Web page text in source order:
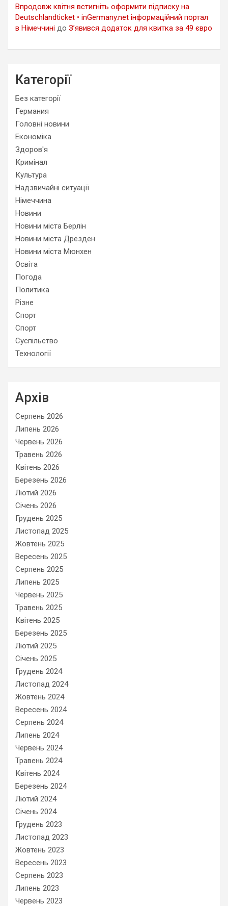
Впродовж квітня встигніть оформити підписку на
Deutschlandticket • inGermany.net інформаційний портал
в Німеччині до З’явився додаток для квитка за 49 євро
Категорії
Без категорії
Германия
Головні новини
Економіка
Здоров'я
Кримінал
Культура
Надзвичайні ситуації
Німеччина
Новини
Новини міста Берлін
Новини міста Дрезден
Новини міста Мюнхен
Освіта
Погода
Политика
Різне
Спорт
Спорт
Суспільство
Технології
Архів
Серпень 2026
Липень 2026
Червень 2026
Травень 2026
Квітень 2026
Березень 2026
Лютий 2026
Січень 2026
Грудень 2025
Листопад 2025
Жовтень 2025
Вересень 2025
Серпень 2025
Липень 2025
Червень 2025
Травень 2025
Квітень 2025
Березень 2025
Лютий 2025
Січень 2025
Грудень 2024
Листопад 2024
Жовтень 2024
Вересень 2024
Серпень 2024
Липень 2024
Червень 2024
Травень 2024
Квітень 2024
Березень 2024
Лютий 2024
Січень 2024
Грудень 2023
Листопад 2023
Жовтень 2023
Вересень 2023
Серпень 2023
Липень 2023
Червень 2023